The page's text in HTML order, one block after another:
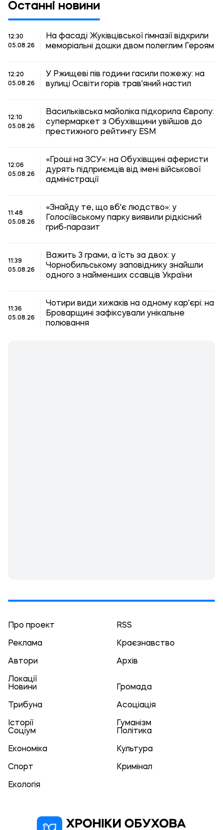
Останні новини
12:30
05.08.26
На фасаді Жуківцівської гімназії відкрили
меморіальні дошки двом полеглим Героям
12:20
05.08.26
У Ржищеві пів години гасили пожежу: на
вулиці Освіти горів трав'яний настил
12:10
05.08.26
Васильківська майоліка підкорила Європу:
супермаркет з Обухівщини увійшов до
престижного рейтингу ESM
12:06
05.08.26
«Гроші на ЗСУ»: на Обухівщині аферисти
дурять підприємців від імені військової
адміністрації
11:48
05.08.26
«Знайду те, що вб'є людство»: у
Голосіївському парку виявили рідкісний
гриб-паразит
11:39
05.08.26
Важить 3 грами, а їсть за двох: у
Чорнобильському заповіднику знайшли
одного з найменших ссавців України
11:36
05.08.26
Чотири види хижаків на одному кар'єрі: на
Броварщині зафіксували унікальне
полювання
Про проект RSS
Реклама Краєзнавство
Автори Архів
Локації
Новини
Громада
Трибуна Асоціація
Історії
Гуманізм
Соціум
Політика
Економіка Культура
Спорт Кримінал
Екологія